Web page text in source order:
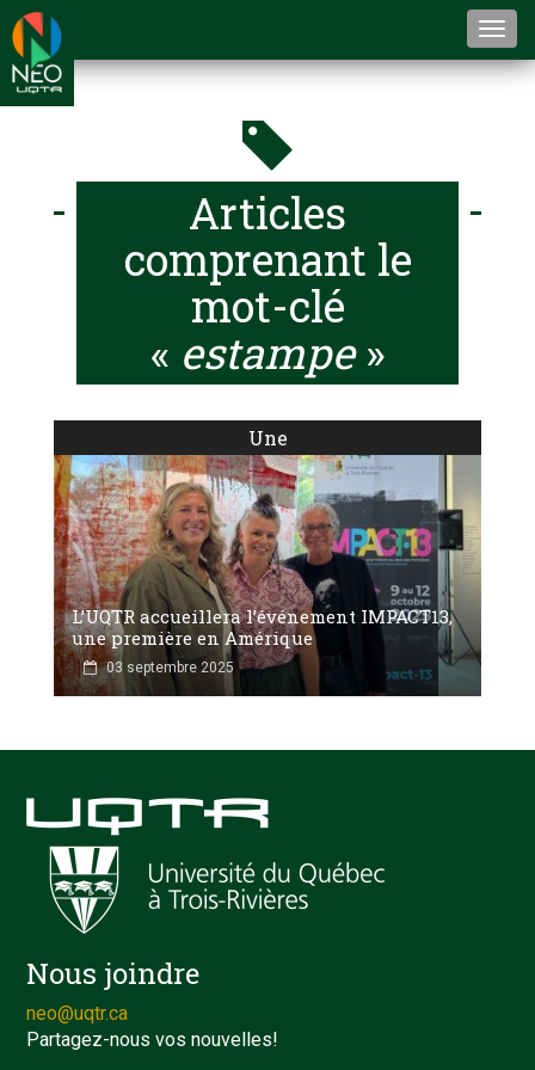
Articles
comprenant le
mot-clé
« estampe»
Une
L’UQTR accueillera l’événement IMPACT13,
une première en Amérique
03 septembre 2025
Nous joindre
neo@uqtr.ca
Partagez-nous vos nouvelles!